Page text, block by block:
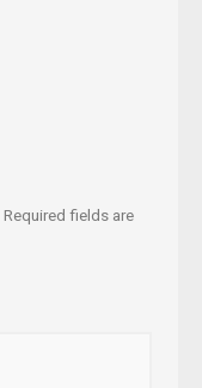
Required fields are